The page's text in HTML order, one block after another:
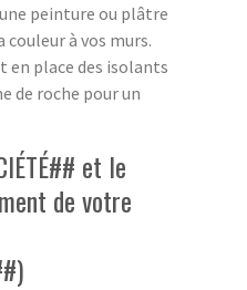
peinture ou plâtre
à vos murs.
place des isolants
de roche pour un
et le
de votre